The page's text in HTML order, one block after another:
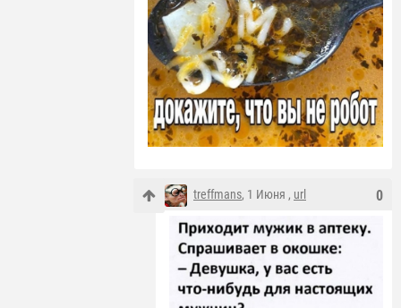
0
treffmans, 1 Июня , url